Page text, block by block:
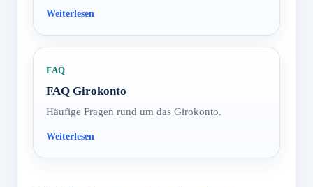
FAQ
FAQ Girokonto
Häufige Fragen rund um das Girokonto.